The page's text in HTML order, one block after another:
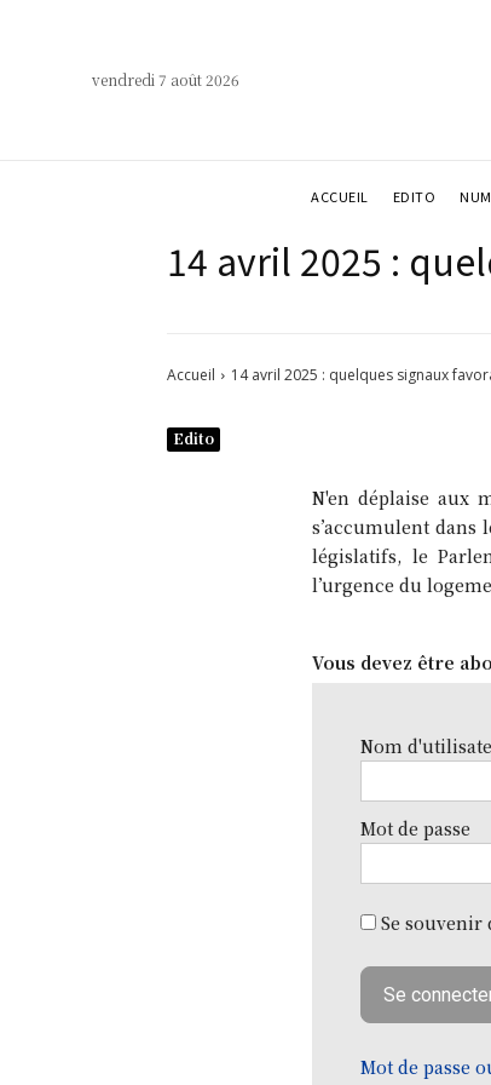
vendredi 7 août 2026
ACCUEIL EDITO
14 avril 2025 :
Accueil 14 avril 2025 : quelques signaux
Edito
N'en déplaise aux
s’accumulent
législatifs, le
l’urgence du
Vous devez être
Nom
Mot de passe
Se souvenir
Mot de passe